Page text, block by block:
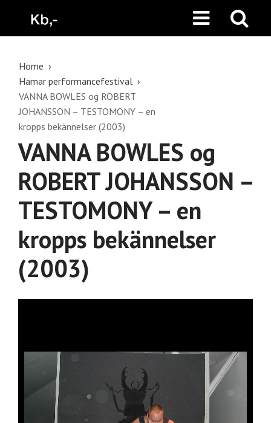
Home
Hamar performancefestival
VANNA BOWLES og ROBERT
JOHANSSON – TESTOMONY – en
kropps bekännelser (2003)
VANNA BOWLES og
ROBERT JOHANSSON –
TESTOMONY – en
kropps bekännelser
(2003)